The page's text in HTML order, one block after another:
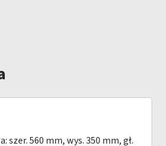
szer. 560 mm, wys. 350 mm, gł.